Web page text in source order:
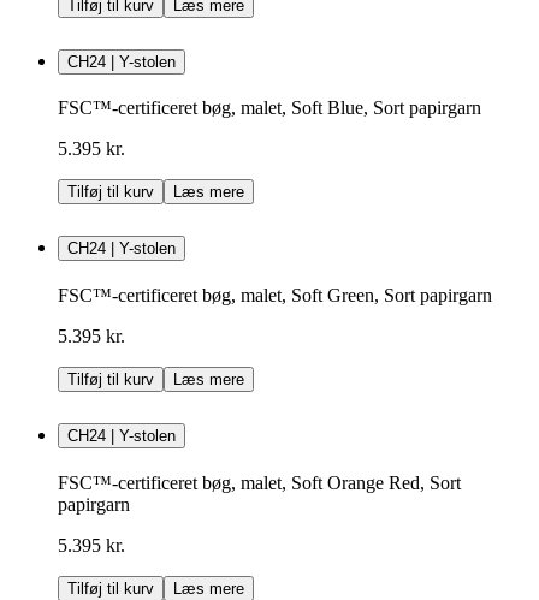
Tilføj til kurv Læs mere
CH24 | Y-stolen
FSC™-certificeret bøg, malet, Soft Blue, Sort papirgarn
5.395 kr.
Tilføj til kurv Læs mere
CH24 | Y-stolen
FSC™-certificeret bøg, malet, Soft Green, Sort papirgarn
5.395 kr.
Tilføj til kurv Læs mere
CH24 | Y-stolen
FSC™-certificeret bøg, malet, Soft Orange Red, Sort
papirgarn
5.395 kr.
Tilføj til kurv Læs mere